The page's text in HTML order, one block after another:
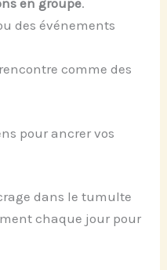
en groupe.
des événements
comme des
pour ancrer vos
dans le tumulte
chaque jour pour